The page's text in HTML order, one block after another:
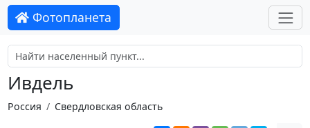
Фотопланета
Ивдель
Россия Свердловская область